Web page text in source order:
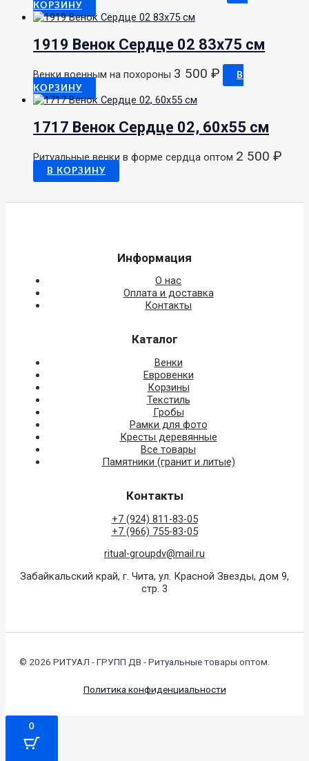
КОРЗИНУ
1919 Венок Сердце 02 83х75 см
Венки военным на похороны 3 500 ₽
В
КОРЗИНУ
1717 Венок Сердце 02, 60х55 см
Ритуальные венки в форме сердца оптом 2 500 ₽
В КОРЗИНУ
Информация
О нас
Оплата и доставка
Контакты
Каталог
Венки
Евровенки
Корзины
Текстиль
Гробы
Рамки для фото
Кресты деревянные
Все товары
Памятники (гранит и литые)
Контакты
+7 (924) 811-83-05
+7 (966) 755-83-05
ritual-groupdv@mail.ru
Забайкальский край, г. Чита, ул. Красной Звезды, дом 9,
стр. 3
© 2026 РИТУАЛ - ГРУПП ДВ - Ритуальные товары оптом.
Политика конфиденциальности
0